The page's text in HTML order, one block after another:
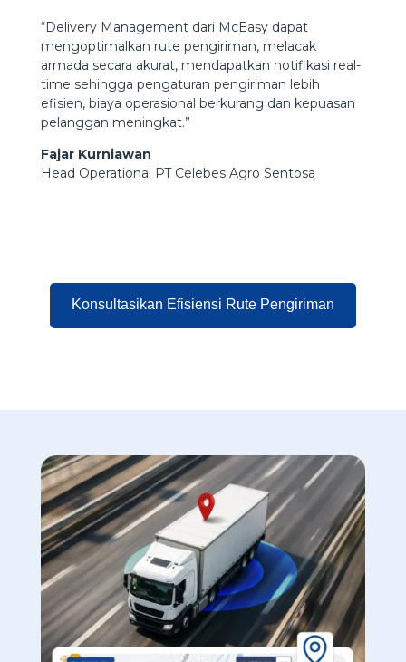
“Delivery Management dari McEasy dapat
mengoptimalkan rute pengiriman, melacak
armada secara akurat, mendapatkan notifikasi real-
time sehingga pengaturan pengiriman lebih
efisien, biaya operasional berkurang dan kepuasan
pelanggan meningkat.”​
Fajar Kurniawan​
Head Operational PT Celebes Agro Sentosa​
Konsultasikan Efisiensi Rute Pengiriman